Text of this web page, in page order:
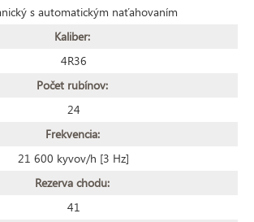
s automatickým naťahovaním
Kaliber:
4R36
Počet rubínov:
24
Frekvencia:
21 600 kyvov/h [3 Hz]
Rezerva chodu:
41